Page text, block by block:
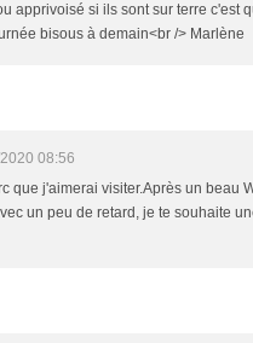
apprivoisé si ils sont sur terre c'est
bisous à demain<br /> Marlène
08:56
que j'aimerai visiter.Après un beau
un peu de retard, je te souhaite